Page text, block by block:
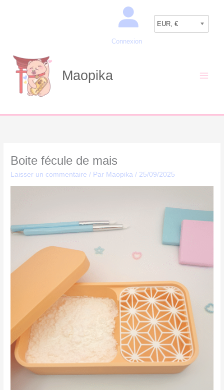
Connexion
EUR, €
Maopika
Boite fécule de mais
Laisser un commentaire / Par Maopika/ 25/09/2025
Recherche